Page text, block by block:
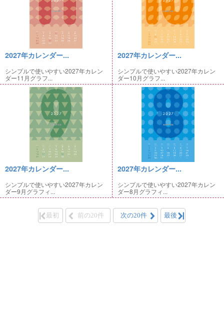
2027年カレンダー...
シンプルで使いやすい2027年カレン
ダー11月グラフ...
2027年カレンダー...
シンプルで使いやすい2027年カレン
ダー10月グラフ...
2027年カレンダー...
シンプルで使いやすい2027年カレン
ダー9月グラフィ...
2027年カレンダー...
シンプルで使いやすい2027年カレン
ダー8月グラフィ...
最初 前の20件 次の20件 最後